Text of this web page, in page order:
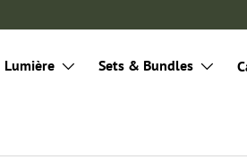
Lumière Sets & Bundles